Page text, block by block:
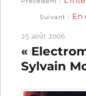
l’article
Suivant En
25 août 2006
«
Sylvain